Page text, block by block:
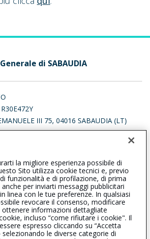
di SABAUDIA
III 75, 04016 SABAUDIA (LT)
del 11/05/2007
delle Imprese LT n. BNMRRT61R30E472Y
al controllo dell’IVASS. Consulta il
la migliore esperienza possibile di
Sito utilizza cookie tecnici e, previo
funzionalità e di profilazione, di prima
per inviarti messaggi pubblicitari
linea con le tue preferenze. In qualsiasi
revocare il consenso, modificare
ottenere informazioni dettagliate
incluso “come rifiutare i cookie". Il
espresso cliccando su “Accetta
le diverse categorie di